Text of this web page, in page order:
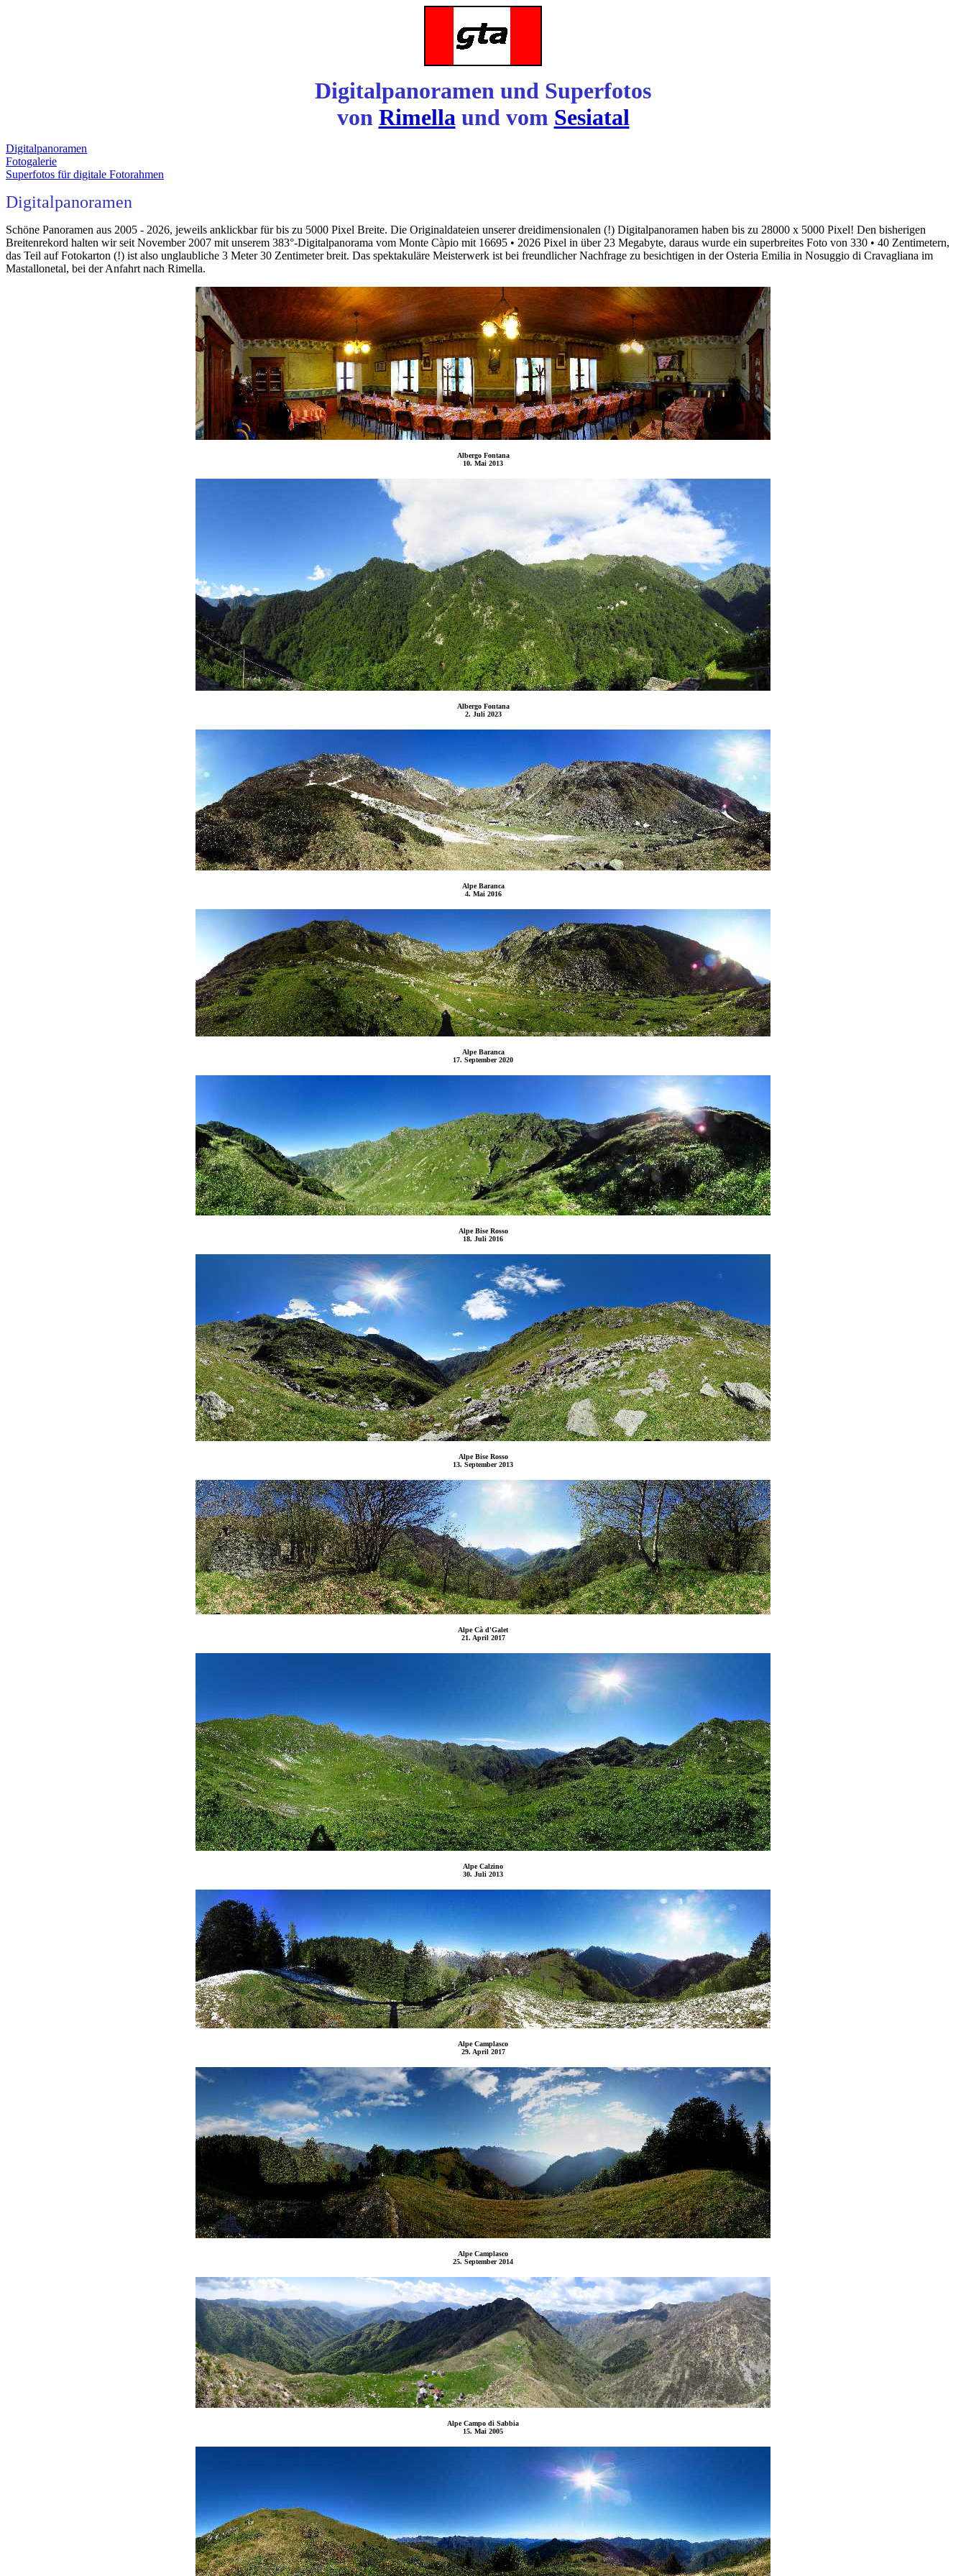
Digitalpanoramen und Superfotos
von Rimella und vom Sesiatal
Digitalpanoramen
Fotogalerie
Superfotos für digitale Fotorahmen
Digitalpanoramen
Schöne Panoramen aus 2005 - 2026, jeweils anklickbar für bis zu 5000 Pixel Breite. Die Originaldateien unserer dreidimensionalen (!) Digitalpanoramen haben bis zu 28000 x 5000 Pixel! Den bisherigen
Breitenrekord halten wir seit November 2007 mit unserem 383°-Digitalpanorama vom Monte Càpio mit 16695 • 2026 Pixel in über 23 Megabyte, daraus wurde ein superbreites Foto von 330 • 40 Zentimetern,
das Teil auf Fotokarton (!) ist also unglaubliche 3 Meter 30 Zentimeter breit. Das spektakuläre Meisterwerk ist bei freundlicher Nachfrage zu besichtigen in der Osteria Emilia in Nosuggio di Cravagliana im
Mastallonetal, bei der Anfahrt nach Rimella.
Albergo Fontana
10. Mai 2013
Albergo Fontana
2. Juli 2023
Alpe Baranca
4. Mai 2016
Alpe Baranca
17. September 2020
Alpe Bise Rosso
18. Juli 2016
Alpe Bise Rosso
13. September 2013
Alpe Cà d'Galet
21. April 2017
Alpe Calzino
30. Juli 2013
Alpe Camplasco
29. April 2017
Alpe Camplasco
25. September 2014
Alpe Campo di Sabbia
15. Mai 2005